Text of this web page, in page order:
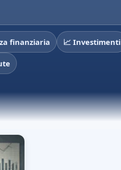
finanziaria 📈 Investimenti